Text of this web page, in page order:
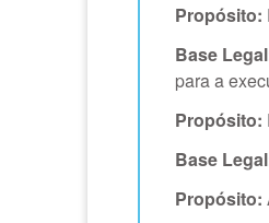
Propósito:
Base
para a
Propósito:
Base
Propósito: